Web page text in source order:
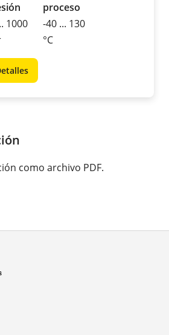
1000
proceso
-40 ... 130
°C
como archivo PDF.